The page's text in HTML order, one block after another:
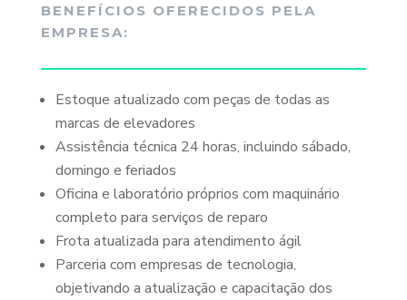
BENEFÍCIOS OFERECIDOS PELA
EMPRESA:
Estoque atualizado com peças de todas as
marcas de elevadores
Assistência técnica 24 horas, incluindo sábado,
domingo e feriados
Oficina e laboratório próprios com maquinário
completo para serviços de reparo
Frota atualizada para atendimento ágil
Parceria com empresas de tecnologia,
objetivando a atualização e capacitação dos